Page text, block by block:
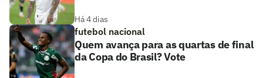
Há 4 dias
futebol nacional
Quem avança para as quartas de final
da Copa do Brasil? Vote